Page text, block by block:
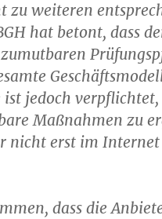
zu weiteren
hat betont, dass
ist jedoch verpflichtet,
Maßnahmen zu
nicht erst im Internet
dass die